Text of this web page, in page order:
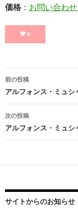
価格 ： お問い合わ
0
投
稿
ナ
ビ
ゲ
ー
ョ
前の投稿
アルフォンス・ミュ
次の投稿
アルフォンス・ミュ
サイトからのお知らせ